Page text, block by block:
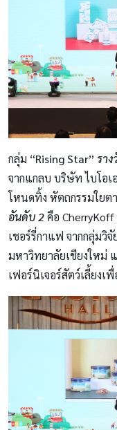
กลุ่ม “Rising Star” รา
จากแกลบ บริษัท ไบโอเ
โหนดทิ้ง หัตถกรรมใยต
อันดับ 2คือ
เชอร์รี่กาแฟ จากกลุ่มวิ
มหาวิทยาลัยเชียงใหม่
เฟอร์นิเจอร์สัตว์เลี้ยงเ